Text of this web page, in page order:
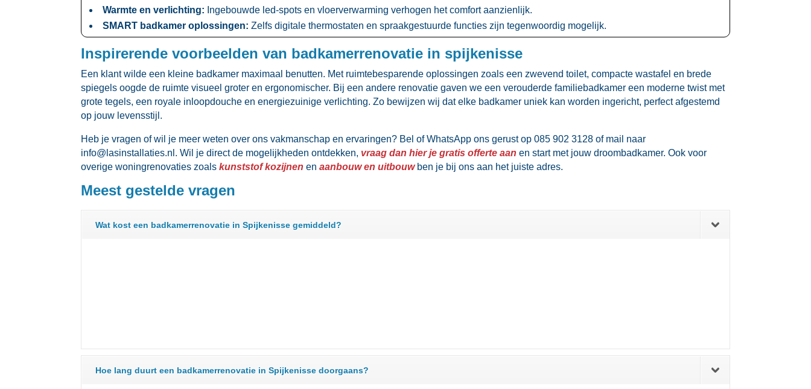
Warmte en verlichting: Ingebouwde led-spots en vloerverwarming verhogen het comfort aanzienlijk.​
SMART badkamer oplossingen: Zelfs digitale thermostaten en spraakgestuurde functies zijn tegenwoordig mogelijk.​
Inspirerende voorbeelden van badkamerrenovatie in spijkenisse
Een klant wilde een kleine badkamer maximaal benutten.​ Met ruimtebesparende oplossingen zoals een zwevend toilet, compacte wastafel en brede
spiegels oogde de ruimte visueel groter en ergonomischer.​ Bij een andere renovatie gaven we een verouderde familiebadkamer een moderne twist met
grote tegels, een royale inloopdouche en energiezuinige verlichting.​ Zo bewijzen wij dat elke badkamer uniek kan worden ingericht, perfect afgestemd
op jouw levensstijl.​
Heb je vragen of wil je meer weten over ons vakmanschap en ervaringen? Bel of WhatsApp ons gerust op 085 902 3128 of mail naar
info@lasinstallaties.​nl.​ Wil je direct de mogelijkheden ontdekken, vraag dan hier je gratis offerte aan en start met jouw droombadkamer.​ Ook voor
overige woningrenovaties zoalskunststof kozijnen enaanbouw en uitbouwben je bij ons aan het juiste adres.​
Meest gestelde vragen
Wat kost een badkamerrenovatie in Spijkenisse gemiddeld?
Hoe lang duurt een badkamerrenovatie in Spijkenisse doorgaans?